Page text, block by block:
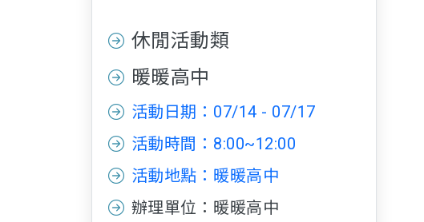
休閒活動類
暖暖高中
活動日期：07/14 - 07/17
活動時間：8:00~12:00
活動地點：暖暖高中
辦理單位：暖暖高中